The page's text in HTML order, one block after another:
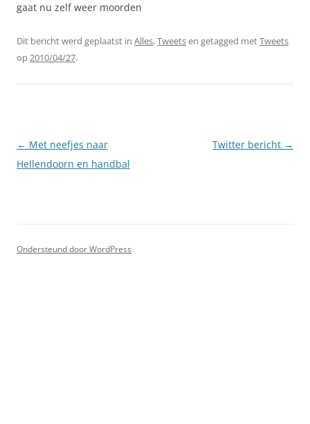
gaat nu zelf weer moorden
Dit bericht werd geplaatst in Alles,Tweetsen getagged metTweets
op2010/04/27.
Berichtnavigatie
← Met neefjes naar
Hellendoorn en handbal
Twitter bericht →
Ondersteund door WordPress